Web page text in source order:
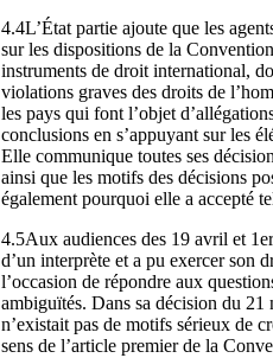
4.4L’État partie ajoute que les
sur les dispositions de la
instruments de droit international,
violations graves des droits de
les pays qui font l’objet
conclusions en s’appuyant sur les
Elle communique toutes ses
ainsi que les motifs des décisions
également pourquoi elle a accepté
4.5Aux audiences des 19 avril et
d’un interprète et a pu exercer son
l’occasion de répondre aux
ambiguïtés. Dans sa décision du 21
n’existait pas de motifs sérieux de
sens de l’article premier de la